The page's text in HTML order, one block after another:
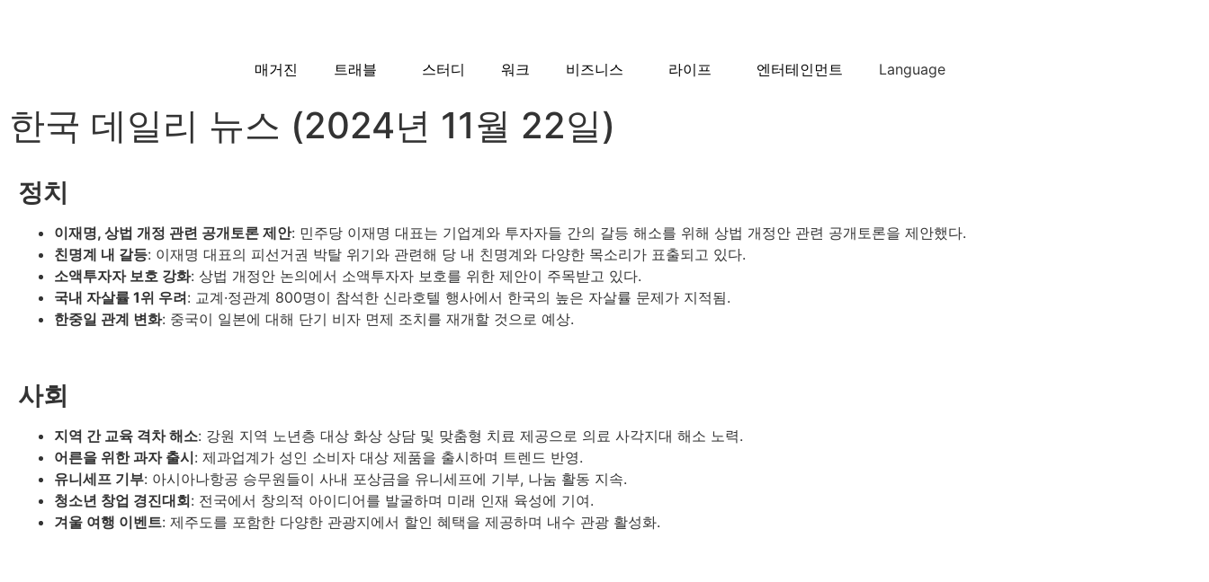
매거진 트래블 스터디 워크 비즈니스 라이프 엔터테인먼트 Language
한국 데일리 뉴스 (2024년 11월 22일)
정치
이재명, 상법 개정 관련 공개토론 제안: 민주당 이재명 대표는 기업계와 투자자들 간의 갈등 해소를 위해 상법 개정안 관련 공개토론을 제안했다.
친명계 내 갈등: 이재명 대표의 피선거권 박탈 위기와 관련해 당 내 친명계와 다양한 목소리가 표출되고 있다.
소액투자자 보호 강화: 상법 개정안 논의에서 소액투자자 보호를 위한 제안이 주목받고 있다.
국내 자살률 1위 우려: 교계·정관계 800명이 참석한 신라호텔 행사에서 한국의 높은 자살률 문제가 지적됨.
한중일 관계 변화: 중국이 일본에 대해 단기 비자 면제 조치를 재개할 것으로 예상.
사회
지역 간 교육 격차 해소: 강원 지역 노년층 대상 화상 상담 및 맞춤형 치료 제공으로 의료 사각지대 해소 노력.
어른을 위한 과자 출시: 제과업계가 성인 소비자 대상 제품을 출시하며 트렌드 반영.
유니세프 기부: 아시아나항공 승무원들이 사내 포상금을 유니세프에 기부, 나눔 활동 지속.
청소년 창업 경진대회: 전국에서 창의적 아이디어를 발굴하며 미래 인재 육성에 기여.
겨울 여행 이벤트: 제주도를 포함한 다양한 관광지에서 할인 혜택을 제공하며 내수 관광 활성화.